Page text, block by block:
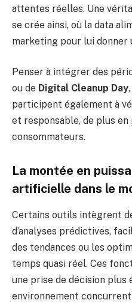
attentes réelles. Une
se crée ainsi, où la data
marketing pour lui donner
Penser à intégrer des
ou de Digital Cleanup Day
participent également à
et responsable, de plus
consommateurs.
La montée en
artificielle dans le
Certains outils intègrent
d’analyses prédictives,
des tendances ou les
temps quasi réel. Ces
une prise de décision plus
environnement